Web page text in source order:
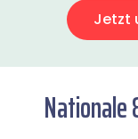
Jetzt
Nationale